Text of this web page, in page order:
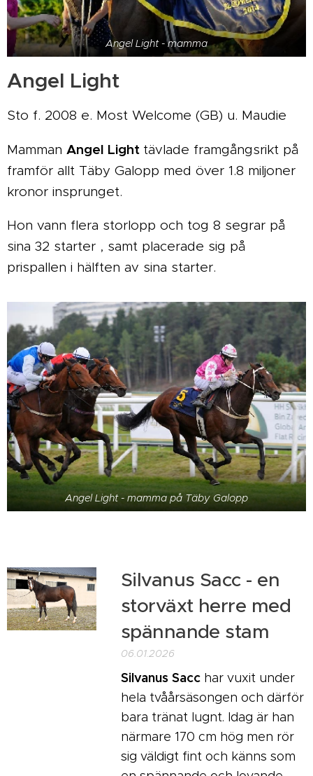
Angel Light - mamma
Angel Light
Sto f. 2008 e. Most Welcome (GB) u. Maudie
Mamman Angel Light tävlade framgångsrikt på
framför allt Täby Galopp med över 1.8 miljoner
kronor insprunget.
Hon vann flera storlopp och tog 8 segrar på
sina 32 starter , samt placerade sig på
prispallen i hälften av sina starter.
Angel Light - mamma på Täby Galopp
Silvanus Sacc - en
storväxt herre med
spännande stam
06.01.2026
Silvanus Sacchar vuxit under
hela tvåårsäsongen och därför
bara tränat lugnt. Idag är han
närmare 170 cm hög men rör
sig väldigt fint och känns som